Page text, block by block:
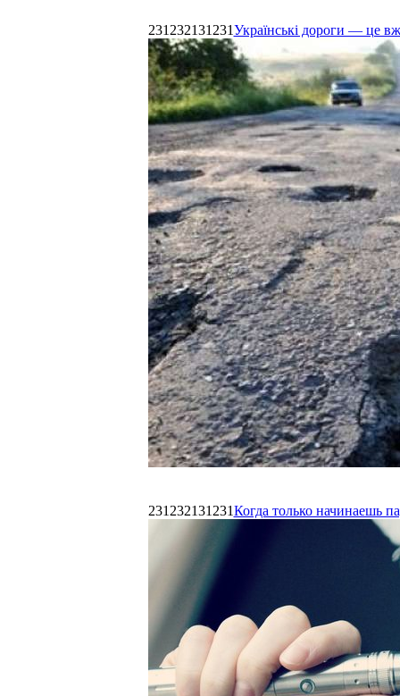
231232131231Українські дороги — це
231232131231Когда только начинаешь